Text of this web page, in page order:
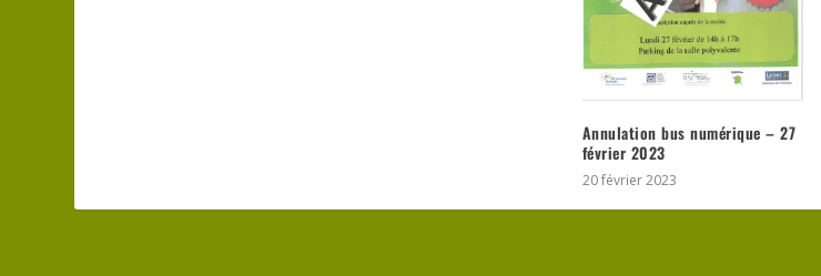
Annulation bus numérique – 27
février 2023
20 février 2023